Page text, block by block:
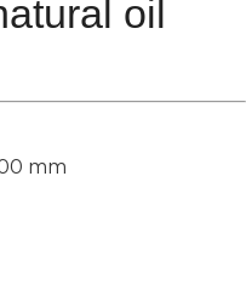
oil
mm